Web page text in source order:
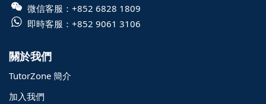
微信客服： +852 6828 1809
即時客服： +852 9061 3106
關於我們
TutorZone 簡介
加入我們